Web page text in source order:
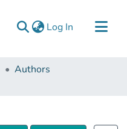
Log In (current)
Authors